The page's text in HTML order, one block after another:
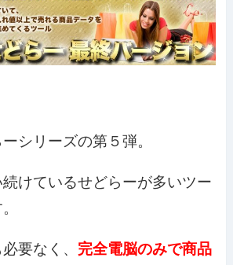
シリーズの第５弾。
けているせどらーが多いツー
要なく、 完全電脳のみで商品